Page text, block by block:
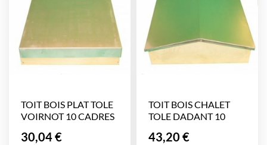
TOIT BOIS PLAT TOLE
VOIRNOT 10 CADRES
Prix
30,04 €
TOIT BOIS CHALET
TOLE DADANT 10
Prix
43,20 €